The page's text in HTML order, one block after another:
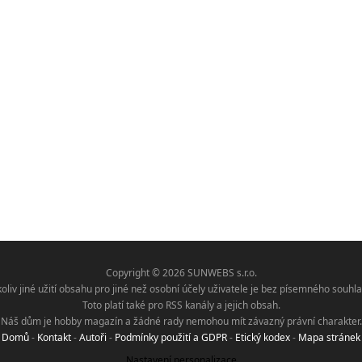
Copyright © 2026 SUNWEBS s.r.o.
jiné užití obsahu pro jiné než osobní účely uživatele je bez písemného
Toto platí také pro RSS kanály a jejich obsah.
Náš dům je hobby magazín a žádné rady nemohou mít závazný právní charakter.
Domů- Kontakt-Autoři - Podmínky použití a GDPR- Etický kodex- Mapa stránek